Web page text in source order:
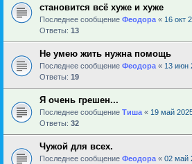
становится всё хуже и хуже
Последнее сообщение Феодора « 16 окт
Ответы: 13
Не умею жить нужна помощь
Последнее сообщение Феодора « 13 июн
Ответы: 19
Я очень грешен...
Последнее сообщение Тиша « 19 май
Ответы: 32
Чужой для всех.
Последнее сообщение Феодора « 02 май